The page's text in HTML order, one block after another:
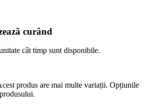
curând
cât timp sunt disponibile.
produs are mai multe variații. Opțiunile